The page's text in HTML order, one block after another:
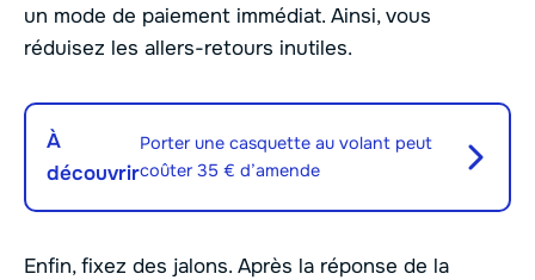
un mode de paiement immédiat. Ainsi, vous
réduisez les allers-retours inutiles.
À
découvrir
Porter une casquette au volant peut
coûter 35 € d’amende
Enfin, fixez des jalons. Après la réponse de la